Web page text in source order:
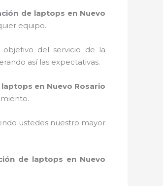
de laptops en Nuevo
equipo.
del servicio de la
así las expectativas.
en Nuevo Rosario
ustedes nuestro mayor
de laptops en Nuevo